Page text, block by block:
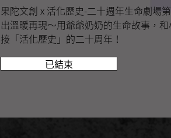
果陀文創 x 活化歷史-二十週年生命劇場
出溫暖再現～用爺爺奶奶的生命故事，
接「活化歷史」的二十周年！
已結束